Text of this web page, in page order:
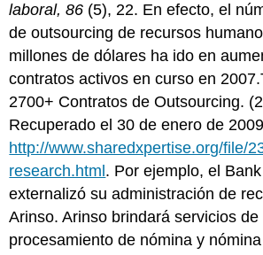
laboral, 86 (5), 22. En efecto, el
de outsourcing de recursos
millones de dólares ha ido en
contratos activos en curso en
2700+ Contratos de Outsourcing.
Recuperado el 30 de enero de
http://www.sharedxpertise.org/file/
research.html . Por ejemplo, el
externalizó su administración de
Arinso. Arinso brindará servicios
procesamiento de nómina y